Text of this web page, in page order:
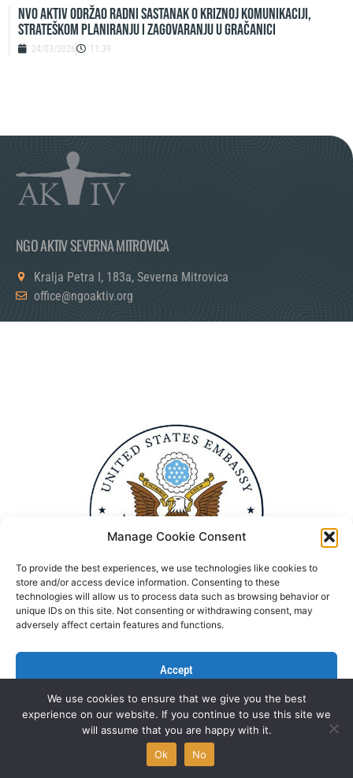
Manage Cookie Consent
To provide the best experiences, we use technologies like cookies to
store and/or access device information. Consenting to these
technologies will allow us to process data such as browsing behavior or
unique IDs on this site. Not consenting or withdrawing consent, may
adversely affect certain features and functions.
Accept
Deny
View preferences
NVO Aktiv održao radni sastanak o kriznoj komunikaciji,
strateškom planiranju i zagovaranju u Gračanici
24/03/2026 11:39
NGO AKTIV SEVERNA MITROVICA
Kralja Petra I, 183a, Severna Mitrovica
office@ngoaktiv.org
Politika Privatnosti Kontaktirajte nas
All rights reserved © NGO Aktiv 2022 | Designed by
We use cookies to ensure that we give you the best
experience on our website. If you continue to use this site we
will assume that you are happy with it.
Ok
No